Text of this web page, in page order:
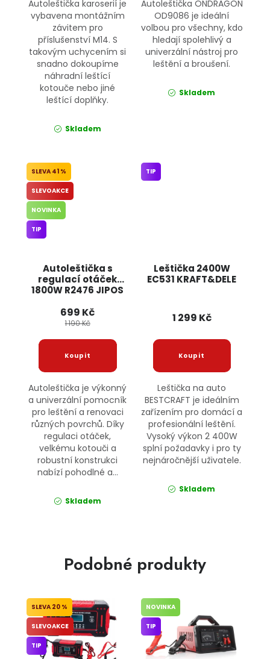
Autoleštička karoserií je
vybavena montážním
závitem pro
příslušenství M14. S
takovým uchycením si
snadno dokoupíme
náhradní leštící
kotouče nebo jiné
leštící doplňky.
Skladem
Autoleštička ONDRAGON
OD9086 je ideální
volbou pro všechny, kdo
hledají spolehlivý a
univerzální nástroj pro
leštění a broušení.
Skladem
Autoleštička s
regulací otáček
1800W R2476 JIPOS
41 %
SLEVOAKCE
NOVINKA
TIP
699 Kč
1 190 Kč
Autoleštička je výkonný
a univerzální pomocník
pro leštění a renovaci
různých povrchů. Díky
regulaci otáček,
velkému kotouči a
robustní konstrukci
nabízí pohodlné a...
Skladem
Leštička 2400W
EC531 KRAFT&DELE
TIP
1 299 Kč
Leštička na auto
BESTCRAFT je ideálním
zařízením pro domácí a
profesionální leštění.
Vysoký výkon 2 400W
splní požadavky i pro ty
nejnáročnější uživatele.
Skladem
Podobné produkty
20 %
SLEVOAKCE
TIP
NOVINKA
TIP